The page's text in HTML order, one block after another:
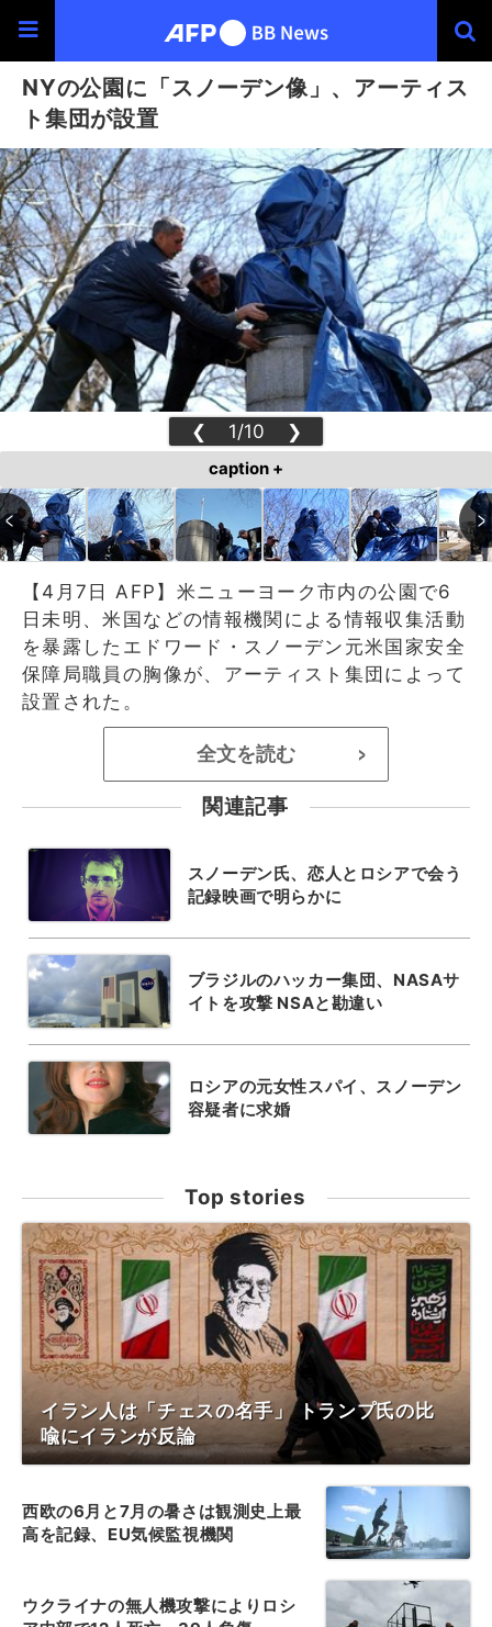
NYの公園に「スノーデン像」、アーティス
ト集団が設置
❮ 1/10 ❯
caption +
【4月7日 AFP】米ニューヨーク市内の公園で6
日未明、米国などの情報機関による情報収集活動
を暴露したエドワード・スノーデン元米国家安全
保障局職員の胸像が、アーティスト集団によって
設置された。
全文を読む >
関連記事
スノーデン氏、恋人とロシアで会う
記録映画で明らかに
ブラジルのハッカー集団、NASAサ
イトを攻撃 NSAと勘違い
ロシアの元女性スパイ、スノーデン
容疑者に求婚
Top stories
イラン人は「チェスの名手」 トランプ氏の比
喩にイランが反論
西欧の6月と7月の暑さは観測史上最
高を記録、EU気候監視機関
ウクライナの無人機攻撃によりロシ